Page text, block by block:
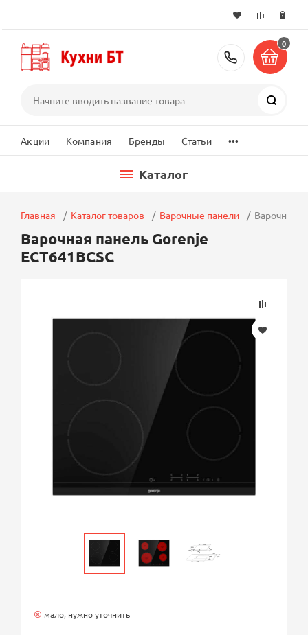
+7 (495)
0
Акции Компания Бренды Статьи ...
Каталог
Главная Каталог товаров Варочные панели Варочная
Варочная панель Gorenje
ECT641BCSC
мало, нужно уточнить